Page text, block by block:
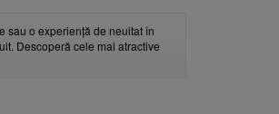
sau o experiență de neuitat în
Descoperă cele mai atractive